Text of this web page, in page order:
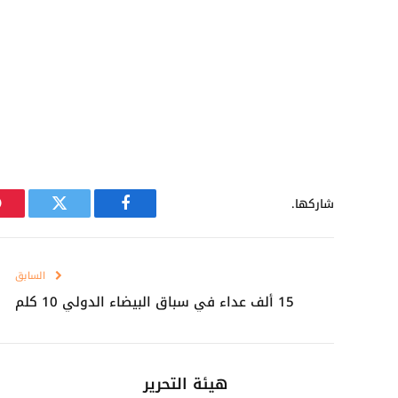
شاركها.
فيسبوك تويتر
السابق
15 ألف عداء في سباق البيضاء الدولي 10 كلم
هيئة التحرير